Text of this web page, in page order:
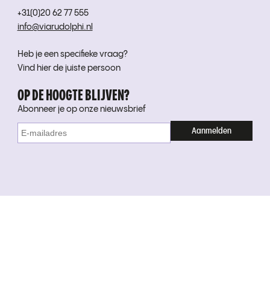
+31(0)20 62 77 555
info@viarudolphi.nl
Heb je een specifieke vraag?
Vind hier de juiste persoon
OP DE HOOGTE BLIJVEN?
Abonneer je op onze nieuwsbrief